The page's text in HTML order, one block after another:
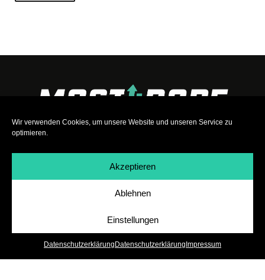
Wir verwenden Cookies, um unsere Website und unseren Service zu
optimieren.
Akzeptieren
Ablehnen
Einstellungen
Datenschutzerklärung Datenschutzerklärung Impressum
Datenschutz|Teilnahmebedingungen